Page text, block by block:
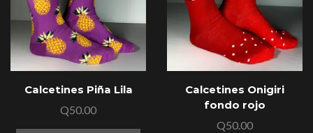
Calcetines Piña Lila
Q50.00
Calcetines Onigiri
fondo rojo
Q50.00